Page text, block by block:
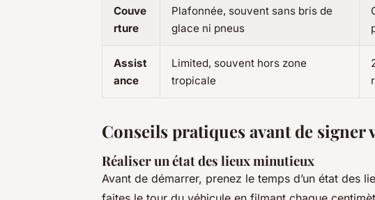
Couve
rture
Plafonnée, souvent sans bris de
glace ni pneus
Assist
ance
Limited, souvent hors zone
tropicale
Conseils pratiques avant de signer
Réaliser un état des lieux minutieux
Avant de démarrer, prenez le temps d’un état des